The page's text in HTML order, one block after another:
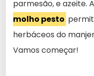
parmesão, e azeite.
molho pesto
herbáceos do
Vamos começar!